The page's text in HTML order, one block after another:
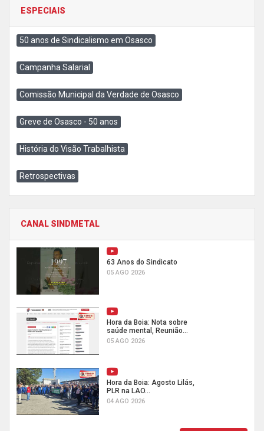
ESPECIAIS
50 anos de Sindicalismo em Osasco
Campanha Salarial
Comissão Municipal da Verdade de Osasco
Greve de Osasco - 50 anos
História do Visão Trabalhista
Retrospectivas
CANAL SINDMETAL
63 Anos do Sindicato
05 AGO 2026
Hora da Boia: Nota sobre
saúde mental, Reunião...
05 AGO 2026
Hora da Boia: Agosto Lilás,
PLR na LAO...
04 AGO 2026